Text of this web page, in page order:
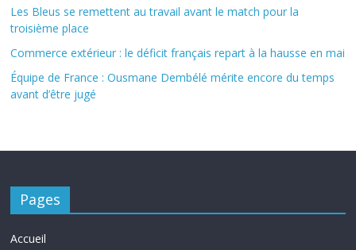
Les Bleus se remettent au travail avant le match pour la
troisième place
Commerce extérieur : le déficit français repart à la hausse en mai
Équipe de France : Ousmane Dembélé mérite encore du temps
avant d’être jugé
Pages
Accueil